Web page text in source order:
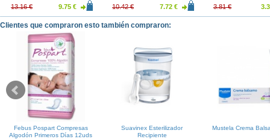
13.16 € 9.75 € 10.42 € 7.72 € 3.81 €
Clientes que compraron esto también compraron:
Febus Pospart Compresas
Algodón Primeros Días 12uds
Suavinex Esterilizador
Recipiente
Mustela Crema